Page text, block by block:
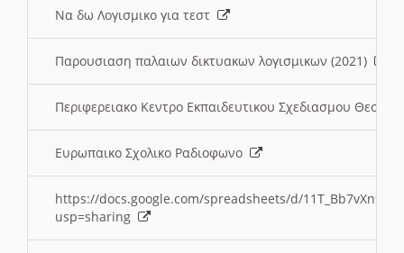
Να δω Λογισμικο για τεστ
Παρουσιαση παλαιων δικτυακων λογισμικων (2021)
Περιφερειακο Κεντρο Εκπαιδευτικου Σχεδιασμου
Ευρωπαικο Σχολικο Ραδιοφωνο
https://docs.google.com/spreadsheets/d/
usp=sharing